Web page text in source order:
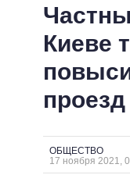
ЛЕНТА
СОБЫТИЯ
СТАТЬИ
ОБЗОРЫ
КАБИНЕТ
Киеве
ОБЩЕСТВО
17 ноября 2021,